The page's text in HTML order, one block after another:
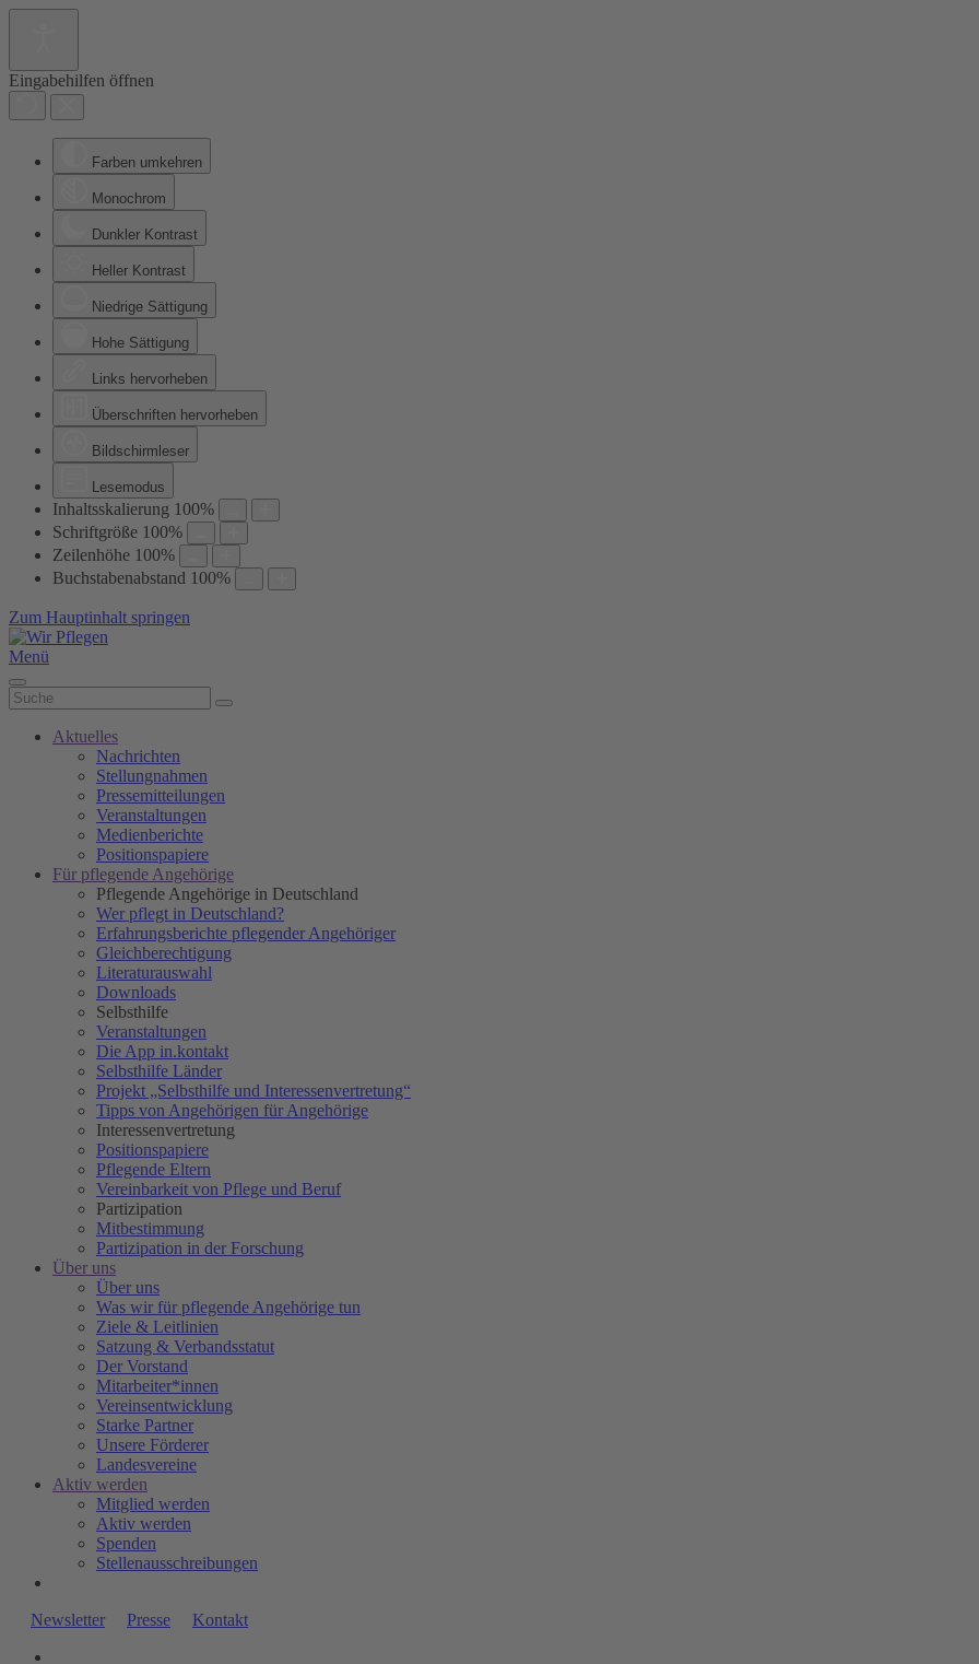
Eingabehilfen öffnen
Farben umkehren
Monochrom
Dunkler Kontrast
Heller Kontrast
Niedrige Sättigung
Hohe Sättigung
Links hervorheben
Überschriften hervorheben
Bildschirmleser
Lesemodus
Inhaltsskalierung 100%
Schriftgröße 100%
Zeilenhöhe 100%
Buchstabenabstand 100%
Zum Hauptinhalt springen
Menü
Aktuelles
Nachrichten
Stellungnahmen
Pressemitteilungen
Veranstaltungen
Medienberichte
Positionspapiere
Für pflegende Angehörige
Pflegende Angehörige in Deutschland
Wer pflegt in Deutschland?
Erfahrungsberichte pflegender Angehöriger
Gleichberechtigung
Literaturauswahl
Downloads
Selbsthilfe
Veranstaltungen
Die App in.kontakt
Selbsthilfe Länder
Projekt „Selbsthilfe und Interessenvertretung“
Tipps von Angehörigen für Angehörige
Interessenvertretung
Positionspapiere
Pflegende Eltern
Vereinbarkeit von Pflege und Beruf
Partizipation
Mitbestimmung
Partizipation in der Forschung
Über uns
Über uns
Was wir für pflegende Angehörige tun
Ziele & Leitlinien
Satzung & Verbandsstatut
Der Vorstand
Mitarbeiter*innen
Vereinsentwicklung
Starke Partner
Unsere Förderer
Landesvereine
Aktiv werden
Mitglied werden
Aktiv werden
Spenden
Stellenausschreibungen
Newsletter Presse Kontakt